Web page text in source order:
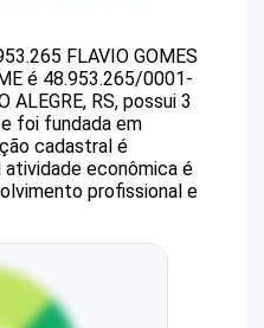
FLAVIO GOMES
é 48.953.265/0001-
ALEGRE, RS, possui 3
foi fundada em
cadastral é
atividade econômica é
profissional e